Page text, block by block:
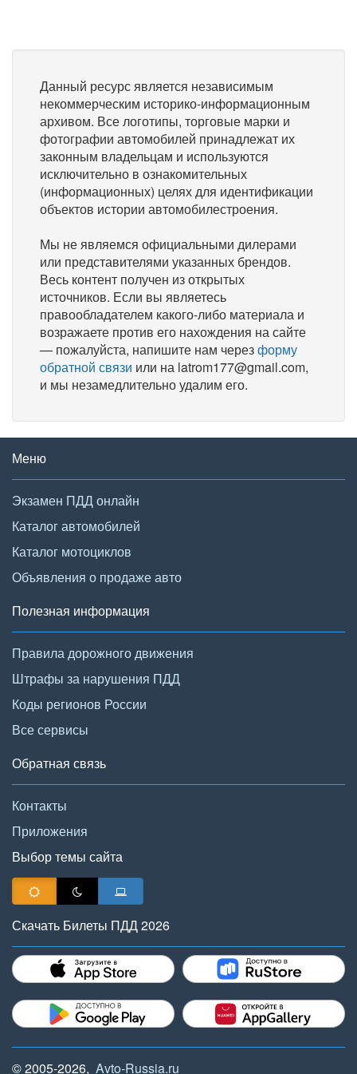
Данный ресурс является независимым
некоммерческим историко-информационным
архивом. Все логотипы, торговые марки и
фотографии автомобилей принадлежат их
законным владельцам и используются
исключительно в ознакомительных
(информационных) целях для идентификации
объектов истории автомобилестроения.
Мы не являемся официальными дилерами
или представителями указанных брендов.
Весь контент получен из открытых
источников. Если вы являетесь
правообладателем какого-либо материала и
возражаете против его нахождения на сайте
— пожалуйста, напишите нам черезформу
обратной связи или на latrom177@gmail.com,
и мы незамедлительно удалим его.
Меню
Экзамен ПДД онлайн
Каталог автомобилей
Каталог мотоциклов
Объявления о продаже авто
Полезная информация
Правила дорожного движения
Штрафы за нарушения ПДД
Коды регионов России
Все сервисы
Обратная связь
Контакты
Приложения
Выбор темы сайта
Скачать Билеты ПДД 2026
© 2005-2026, Avto-Russia.ru